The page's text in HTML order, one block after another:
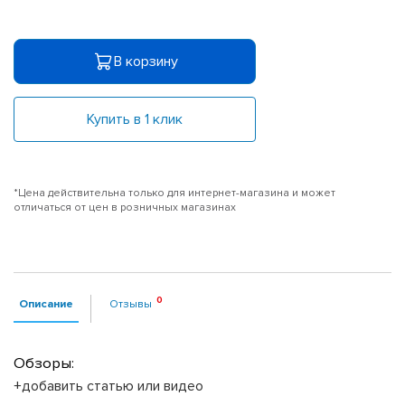
В корзину
Купить в 1 клик
*Цена действительна только для интернет-магазина и может
отличаться от цен в розничных магазинах
Описание Отзывы
Обзоры:
+добавить статью или видео